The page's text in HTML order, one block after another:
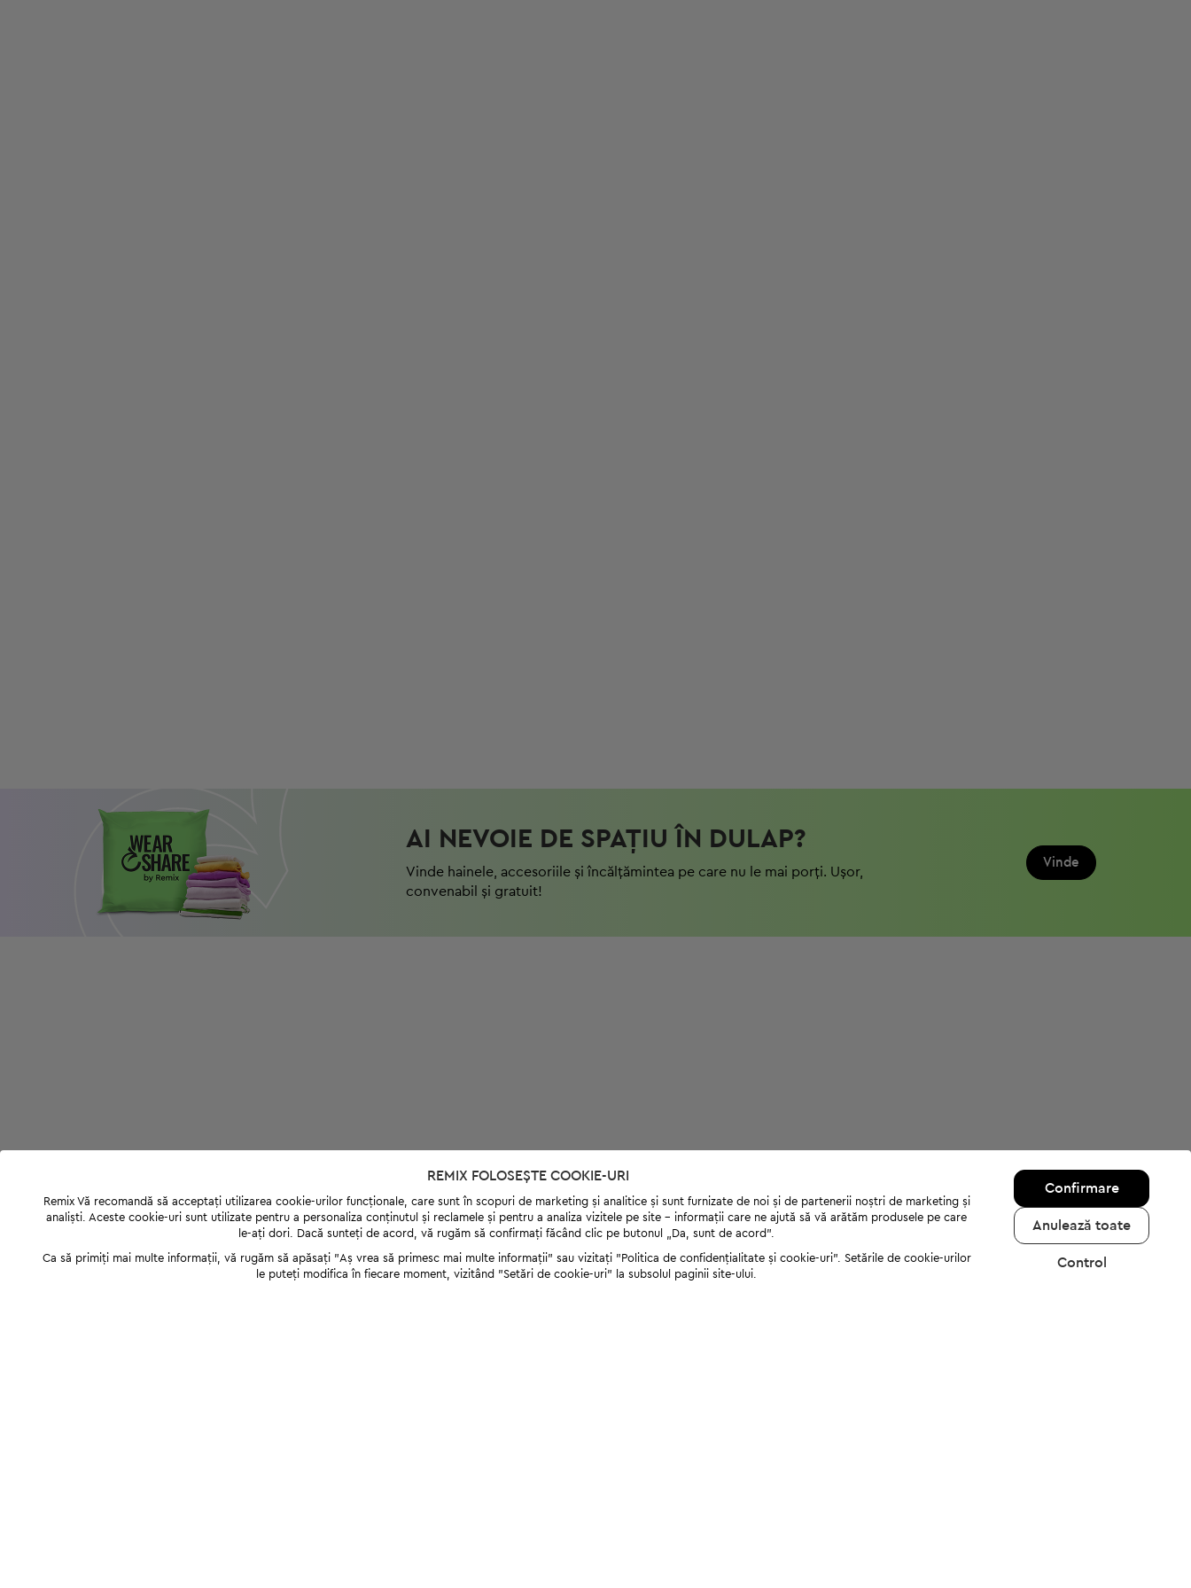
AI NEVOIE DE SPAȚIU ÎN DULAP?
Vinde hainele, accesoriile și încălțămintea pe care nu le mai porți. Ușor,
convenabil și gratuit!
Vinde
REMIX FOLOSEȘTE COOKIE-URI
Remix Vă recomandă să acceptați utilizarea cookie-urilor funcționale, care sunt în scopuri de marketing și analitice și sunt furnizate de noi și de partenerii noștri de marketing și
analiști. Aceste cookie-uri sunt utilizate pentru a personaliza conținutul și reclamele și pentru a analiza vizitele pe site - informații care ne ajută să vă arătăm produsele pe care
le-ați dori. Dacă sunteți de acord, vă rugăm să confirmați făcând clic pe butonul „Da, sunt de acord”.
Ca să primiți mai multe informații, vă rugăm să apăsați "Аș vrea să primesc mai multe informații" sau vizitați "Politica de confidențialitate și cookie-uri". Setările de cookie-urilor
le puteți modifica în fiecare moment, vizitând "Setări de cookie-uri" la subsolul paginii site-ului.
Confirmare
Anulează toate
Control